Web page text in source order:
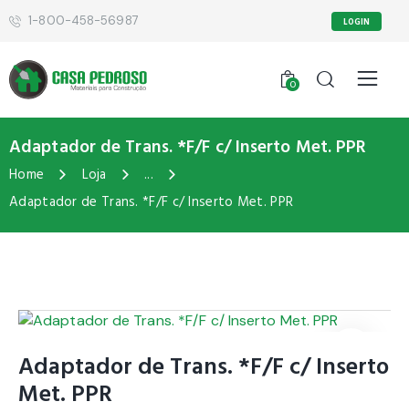
1-800-458-56987 LOGIN
0
Adaptador de Trans. *F/F c/ Inserto Met. PPR
Home Loja
...
Adaptador de Trans. *F/F c/ Inserto Met. PPR
Adaptador de Trans. *F/F c/ Inserto
Met. PPR